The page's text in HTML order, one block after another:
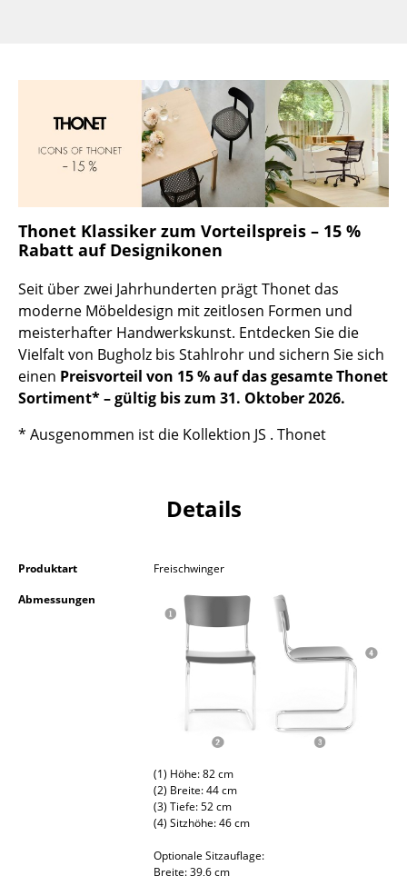
Stehleuchten & Leseleuchten
Bodenleuchten
Wandleuchten
Outdoor-Leuchten
Akkuleuchten
Betten
Doppelbetten
Einzelbetten
Accessoires
Uhren
Aufbewahrungsboxen
Thonet Klassiker zum Vorteilspreis – 15 %
Rabatt auf Designikonen
Seit über zwei Jahrhunderten prägt Thonet das
moderne Möbeldesign mit zeitlosen Formen und
meisterhafter Handwerkskunst. Entdecken Sie die
Vielfalt von Bugholz bis Stahlrohr und sichern Sie sich
einen Preisvorteil von 15 % auf das gesamte Thonet
Sortiment* – gültig bis zum 31. Oktober 2026.
* Ausgenommen ist die Kollektion JS . Thonet
Details
Produktart
Freischwinger
Abmessungen
(1) Höhe: 82 cm
(2) Breite: 44 cm
(3) Tiefe: 52 cm
(4) Sitzhöhe: 46 cm
Optionale Sitzauflage:
Breite: 39,6 cm